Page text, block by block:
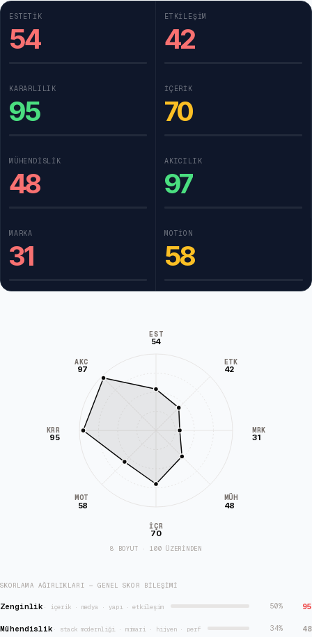
ESTETIK
54
ETKILEŞIM
42
KARARLILIK
95
İÇERIK
70
MÜHENDISLIK
48
AKICILIK
97
MARKA
31
MOTION
58
EST
54
ETK
42
MRK
31
MÜH
48
İÇR
70
MOT
58
KRR
95
AKC
97
8 BOYUT · 100 ÜZERİNDEN
SKORLAMA AĞIRLIKLARI — GENEL SKOR BILEŞIMI
Zenginlik · içerik · medya · yapı · etkileşim 50% 95
Mühendislik · stack modernliği · mimari · hijyen · perf 34% 48